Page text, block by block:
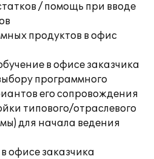
/ помощь при вводе
продуктов в офис
в офисе заказчика
программного
его сопровождения
типового/отраслевого
для начала ведения
офисе заказчика